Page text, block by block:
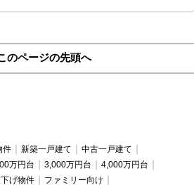
のページの先頭へ
件 新築一戸建て
中古一戸建て
万円台 3,000万円台
4,000万円台
げ物件
ファミリー向け